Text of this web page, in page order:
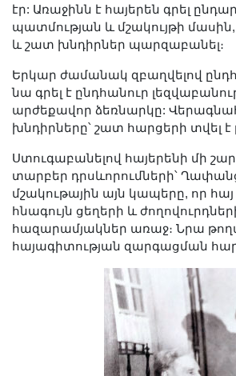
էր: Առաջինն է հայերեն գրել
պատմության և մշակույթի
և շատ խնդիրներ պարզաբանել։
Երկար ժամանակ զբաղվելով
նա գրել է ընդհանուր
արժեքավոր ձեռնարկը:
խնդիրները՝ շատ հարցերի տվել է
Ստուգաբանելով հայերենի մի
տարբեր դրսևորումների՝
մշակութային այն կապերը, որ
հնագույն ցեղերի և
հազարամյակներ առաջ։ Նրա
հայագիտության զարգացման